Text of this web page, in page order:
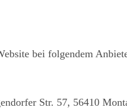
bei folgendem
Str. 57, 56410